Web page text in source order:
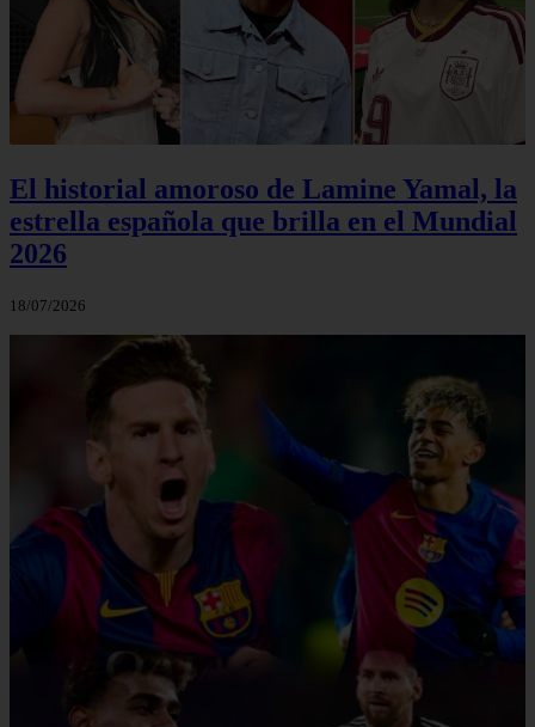
El historial amoroso de Lamine Yamal, la
estrella española que brilla en el Mundial
2026
18/07/2026